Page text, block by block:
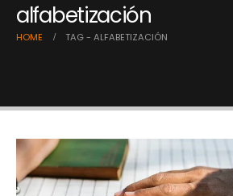
alfabetización
HOME TAG - ALFABETIZACIÓN